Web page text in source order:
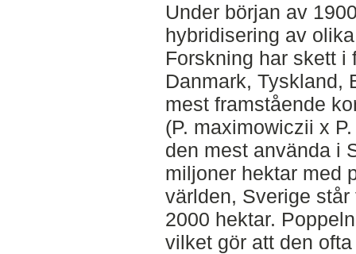
Under början av
hybridisering av
Forskning har skett i
Danmark, Tyskland,
mest framstående
(P. maximowiczii x
den mest använda i
miljoner hektar med
världen, Sverige
2000 hektar.
vilket gör att den